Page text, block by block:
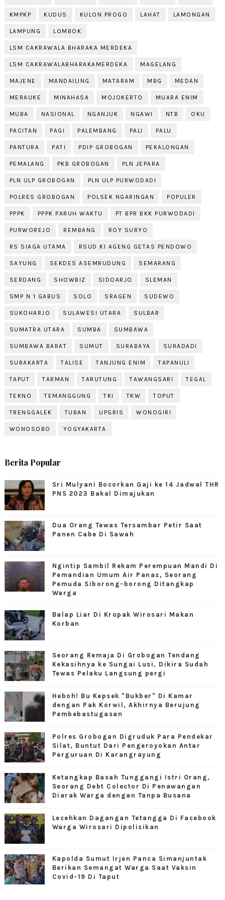
KMPKP KUDUS KULON PROGO LAHAT LAMONGAN
LAMPUNG LOMBOK
LSM CAKRAWALA BHARAKA MERDEKA
LSM CAKRAWALABHARAKAMERDEKA MAGELANG
MAJENE MANDAILING MATARAM MBG MEDAN
MERAUKE MINAHASA MOJOKERTO MUARA ENIM
MUBA NASIONAL NGANJUK NGAWI NTB OKU
PACITAN PAGI PALEMBANG PALI PALU
PANTURA PATI PDIP GROBOGAN PEKALONGAN
PEMALANG PKB GROBOGAN PLN JEPARA
PLN ULP GROBOGAN PLN ULP PURWODADI
POLRES GROBOGAN POLSEK NGARINGAN POPULER
PPPK PPPK PARUH WAKTU PT BPR BKK PURWODADI
PURWOREJO REMBANG ROY SURYO
RS SIAGA UTAMA RSUD KI AGENG GETAS PENDOWO
SAYUNG SEKDES ASEMRUDUNG SEMARANG
SERDANG SHOWBIZ SIDOARJO SLEMAN
SMP N 1 GABUS SOLO SRAGEN SUDEWO
SUKOHARJO SULAWESI UTARA SULBAR
SUMATRA UTARA SUMBA SUMBAWA
SUMBAWA BARAT SUMUT SURABAYA SURADADI
SURAKARTA TALISE TANJUNG ENIM TAPANULI
TAPUT TARMAN TARUTUNG TAWANGSARI TEGAL
TEKNO TEMANGGUNG TKI TKW TOPUT
TRENGGALEK TUBAN UPGRIS WONOGIRI
WONOSOBO YOGYAKARTA
Berita Popular
Sri Mulyani Bocorkan Gaji ke 14 Jadwal THR
PNS 2023 Bakal Dimajukan
Dua Orang Tewas Tersambar Petir Saat
Panen Cabe Di Sawah
Ngintip Sambil Rekam Perempuan Mandi Di
Pemandian Umum Air Panas, Seorang
Pemuda Siborong-borong Ditangkap
Warga
Balap Liar Di Kropak Wirosari Makan
Korban
Seorang Remaja Di Grobogan Tendang
Kekasihnya ke Sungai Lusi, Dikira Sudah
Tewas Pelaku Langsung pergi
Heboh! Bu Kepsek "Bukber" Di Kamar
dengan Pak Korwil, Akhirnya Berujung
Pembebastugasan
Polres Grobogan Digruduk Para Pendekar
Silat, Buntut Dari Pengeroyokan Antar
Perguruan Di Karangrayung
Ketangkap Basah Tunggangi Istri Orang,
Seorang Debt Colector Di Penawangan
Diarak Warga dengan Tanpa Busana
Lecehkan Dagangan Tetangga Di Facebook
Warga Wirosari Dipolisikan
Kapolda Sumut Irjen Panca Simanjuntak
Berikan Semangat Warga Saat Vaksin
Covid-19 Di Taput